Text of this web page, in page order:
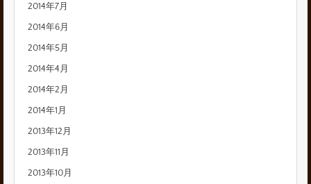
2014年7月
2014年6月
2014年5月
2014年4月
2014年2月
2014年1月
2013年12月
2013年11月
2013年10月